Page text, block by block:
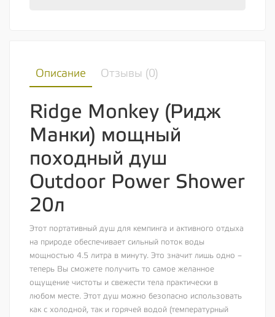
Описание Отзывы (0)
Ridge Monkey (Ридж
Манки) мощный
походный душ
Outdoor Power Shower
20л
Этот портативный душ для кемпинга и активного отдыха
на природе обеспечивает сильный поток воды
мощностью 4.5 литра в минуту. Это значит лишь одно –
теперь Вы сможете получить то самое желанное
ощущение чистоты и свежести тела практически в
любом месте. Этот душ можно безопасно использовать
как с холодной, так и горячей водой (температурный